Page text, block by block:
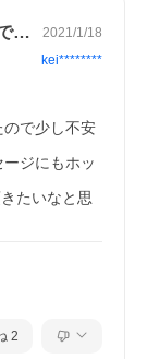
今まで使っていたのと別の香りを選んでみ… 2021/1/18
kei********
で少し不安
ジにもホッ
たいなと思
2